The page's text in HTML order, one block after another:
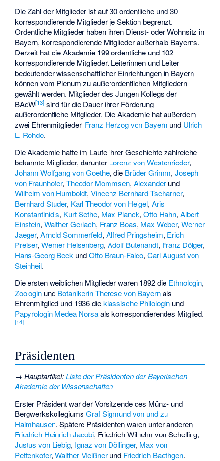
Die Zahl der Mitglieder ist auf 30 ordentliche und 30
korrespondierende Mitglieder je Sektion begrenzt.
Ordentliche Mitglieder haben ihren Dienst- oder Wohnsitz in
Bayern, korrespondierende Mitglieder außerhalb Bayerns.
Derzeit hat die Akademie 199 ordentliche und 102
korrespondierende Mitglieder. Leiterinnen und Leiter
bedeutender wissenschaftlicher Einrichtungen in Bayern
können vom Plenum zu außerordentlichen Mitgliedern
gewählt werden. Mitglieder des Jungen Kollegs der
BAdW[13] sind für die Dauer ihrer Förderung
außerordentliche Mitglieder. Die Akademie hat außerdem
zwei Ehrenmitglieder, Franz Herzog von Bayern und Ulrich
L. Rohde.
Die Akademie hatte im Laufe ihrer Geschichte zahlreiche
bekannte Mitglieder, darunter Lorenz von Westenrieder,
Johann Wolfgang von Goethe, die Brüder Grimm,Joseph
von Fraunhofer,Theodor Mommsen,Alexander und
Wilhelm von Humboldt,Vincenz Bernhard Tscharner,
Bernhard Studer, Karl Theodor von Heigel,Aris
Konstantinidis, Kurt Sethe, Max Planck,Otto Hahn,Albert
Einstein,Walther Gerlach, Franz Boas, Max Weber,Werner
Jaeger,Arnold Sommerfeld,Alfred Pringsheim, Erich
Preiser,Werner Heisenberg,Adolf Butenandt, Franz Dölger,
Hans-Georg Beck undOtto Braun-Falco,Carl August von
Steinheil.
Die ersten weiblichen Mitglieder waren 1892 die Ethnologin,
Zoologin und Botanikerin Therese von Bayernals
Ehrenmitglied und 1936 dieklassische Philologin und
Papyrologin Medea Norsaals korrespondierendes Mitglied.
[14]
Präsidenten
→Hauptartikel:Liste der Präsidenten der Bayerischen
Akademie der Wissenschaften
Erster Präsident war der Vorsitzende des Münz- und
BergwerkskollegiumsGraf Sigmund von und zu
Haimhausen. Spätere Präsidenten waren unter anderen
Friedrich Heinrich Jacobi, Friedrich Wilhelm von Schelling,
Justus von Liebig, Ignaz von Döllinger, Max von
Pettenkofer,Walther Meißner und Friedrich Baethgen.